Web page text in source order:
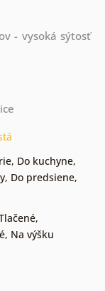
- vysoká sýtosť
, Do kuchyne,
, Do predsiene,
,
, Na výšku